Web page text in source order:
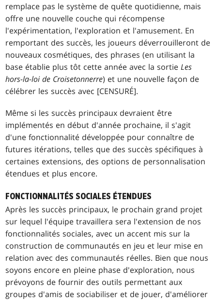
remplace pas le système de quête quotidienne, mais
offre une nouvelle couche qui récompense
l'expérimentation, l'exploration et l'amusement. En
remportant des succès, les joueurs déverrouilleront de
nouveaux cosmétiques, des phrases (en utilisant la
base établie plus tôt cette année avec la sortieLes
hors-la-loi de Croisetonnerre) et une nouvelle façon de
célébrer les succès avec [CENSURÉ].
Même si les succès principaux devraient être
implémentés en début d'année prochaine, il s'agit
d'une fonctionnalité développée pour connaître de
futures itérations, telles que des succès spécifiques à
certaines extensions, des options de personnalisation
étendues et plus encore.
FONCTIONNALITÉS SOCIALES ÉTENDUES
Après les succès principaux, le prochain grand projet
sur lequel l'équipe travaillera sera l'extension de nos
fonctionnalités sociales, avec un accent mis sur la
construction de communautés en jeu et leur mise en
relation avec des communautés réelles. Bien que nous
soyons encore en pleine phase d'exploration, nous
prévoyons de fournir des outils permettant aux
groupes d'amis de sociabiliser et de jouer, d'améliorer